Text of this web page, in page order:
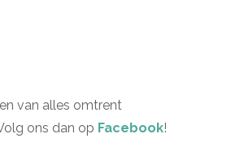
van alles omtrent
ons dan op Facebook!